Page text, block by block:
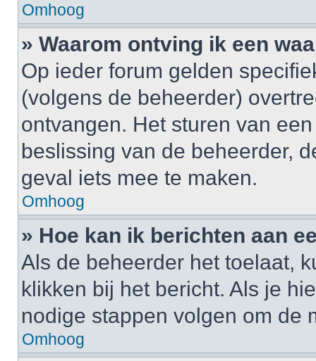
Omhoog
» Waarom ontving ik een
Op ieder forum gelden
(volgens de beheerder)
ontvangen. Het sturen van
beslissing van de beheerder,
geval iets mee te maken.
Omhoog
» Hoe kan ik berichten aan
Als de beheerder het toelaat,
klikken bij het bericht. Als je
nodige stappen volgen om de
Omhoog